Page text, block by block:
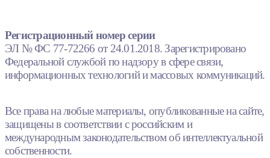
Регистрационный номер серии
ЭЛ № ФС 77-72266 от 24.01.2018. Зарегистрировано
Федеральной службой по надзору в сфере связи,
информационных технологий и массовых коммуникаций.
Все права на любые материалы, опубликованные на сайте,
защищены в соответствии с российским и
международным законодательством об интеллектуальной
собственности.